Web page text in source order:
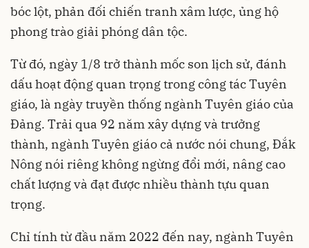
bóc lột, phản đối chiến tranh xâm lược, ủng hộ
phong trào giải phóng dân tộc.
Từ đó, ngày 1/8 trở thành mốc son lịch sử, đánh
dấu hoạt động quan trọng trong công tác Tuyên
giáo, là ngày truyền thống ngành Tuyên giáo của
Đảng. Trải qua 92 năm xây dựng và trưởng
thành, ngành Tuyên giáo cả nước nói chung, Đắk
Nông nói riêng không ngừng đổi mới, nâng cao
chất lượng và đạt được nhiều thành tựu quan
trọng.
Chỉ tính từ đầu năm 2022 đến nay, ngành Tuyên